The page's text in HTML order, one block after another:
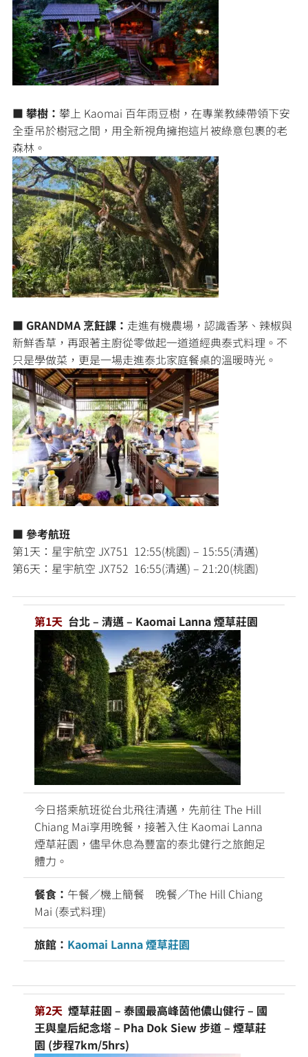
■ 攀樹： 攀上 Kaomai 百年雨豆樹，在專業教練帶領下安
全垂吊於樹冠之間，用全新視角擁抱這片被綠意包裹的老
森林。
■ GRANDMA 烹飪課： 走進有機農場，認識香茅、辣椒與
新鮮香草，再跟著主廚從零做起一道道經典泰式料理。不
只是學做菜，更是一場走進泰北家庭餐桌的溫暖時光。
■ 參考航班
第1天：星宇航空 JX751 12:55(桃園) – 15:55(清邁)
第6天：星宇航空 JX752 16:55(清邁) – 21:20(桃園)
第1天 台北 – 清邁 – Kaomai Lanna 煙草莊園
今日搭乘航班從台北飛往清邁，先前往 The Hill
Chiang Mai享用晚餐，接著入住 Kaomai Lanna
煙草莊園，儘早休息為豐富的泰北健行之旅飽足
體力。
餐食： 午餐／機上簡餐 晚餐／The Hill Chiang
Mai (泰式料理)
旅館： Kaomai Lanna 煙草莊園
第2天 煙草莊園 – 泰國最高峰茵他儂山健行 – 國
王與皇后紀念塔 – Pha Dok Siew 步道 – 煙草莊
園 (步程7km/5hrs)